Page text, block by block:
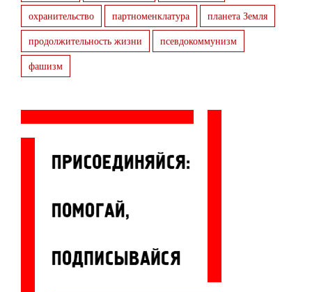
охранительство
партноменклатура
планета Земля
продолжительность жизни
псевдокоммунизм
фашизм